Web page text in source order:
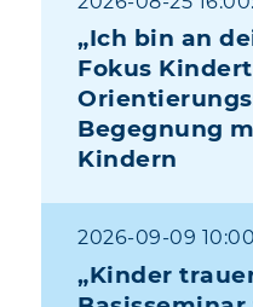
„Ich bin an
Fokus
Begegnung
Kindern
2026-09-09
„Kinder